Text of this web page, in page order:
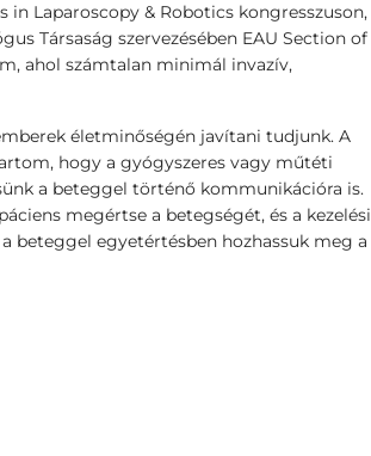
in Laparoscopy & Robotics kongresszuson,
Társaság szervezésében EAU Section of
ahol számtalan minimál invazív,
életminőségén javítani tudjunk. A
hogy a gyógyszeres vagy műtéti
a beteggel történő kommunikációra is.
megértse a betegségét, és a kezelési
beteggel egyetértésben hozhassuk meg a